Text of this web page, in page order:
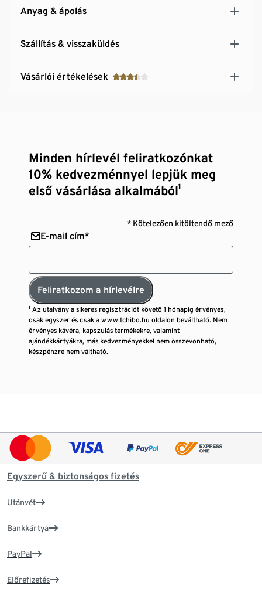
Anyag & ápolás
Szállítás & visszaküldés
Vásárlói értékelések
Minden hírlevél feliratkozónkat
10% kedvezménnyel lepjük meg
első vásárlása alkalmából¹
* Kötelezően kitöltendő mező
E-mail cím*
Feliratkozom a hírlevélre
¹ Az utalvány a sikeres regisztrációt követő 1 hónapig érvényes,
csak egyszer és csak a www.tchibo.hu oldalon beváltható. Nem
érvényes kávéra, kapszulás termékekre, valamint
ajándékkártyákra, más kedvezményekkel nem összevonható,
készpénzre nem váltható.
Egyszerű & biztonságos fizetés
Utánvét
Bankkártya
PayPal
Előrefizetés